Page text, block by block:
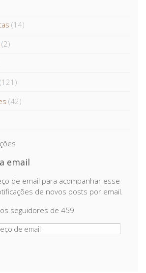
(14)
(2)
(121)
(42)
email
de email para acompanhar esse
de novos posts por email.
seguidores de 459